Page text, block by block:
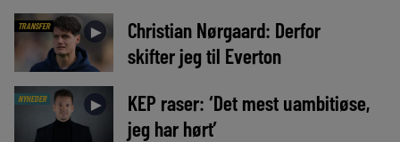
TRANSFER ►
Christian Nørgaard: Derfor
skifter jeg til Everton
NYHEDER ►
KEP raser: ‘Det mest uambitiøse,
jeg har hørt’